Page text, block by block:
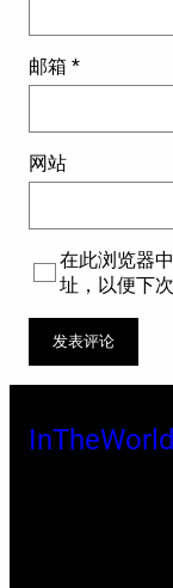
邮箱 *
网站
在此浏览器
址，以便下
InTheWorld